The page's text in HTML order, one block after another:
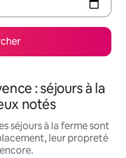
: séjours à la
notés
séjours à la ferme sont
leur propreté